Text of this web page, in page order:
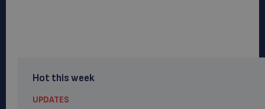
Hot this week
UPDATES